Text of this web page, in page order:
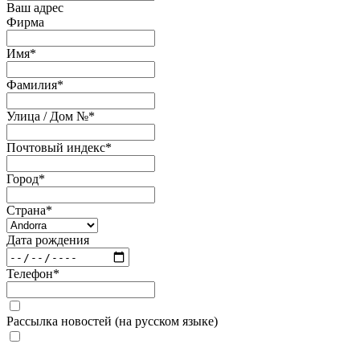
Ваш адрес
Фирма
Имя*
Фамилия*
Улица / Дом №*
Почтовый индекс*
Город*
Страна*
Дата рождения
Телефон*
Рассылка новостей (на русском языке)